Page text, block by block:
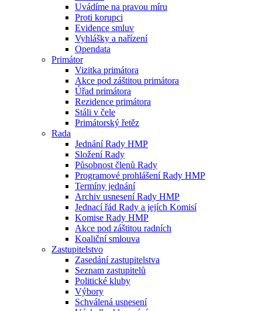
Uvádíme na pravou míru
Proti korupci
Evidence smluv
Vyhlášky a nařízení
Opendata
Primátor
Vizitka primátora
Akce pod záštitou primátora
Úřad primátora
Rezidence primátora
Stáli v čele
Primátorský řetěz
Rada
Jednání Rady HMP
Složení Rady
Působnost členů Rady
Programové prohlášení Rady HMP
Termíny jednání
Archiv usnesení Rady HMP
Jednací řád Rady a jejích Komisí
Komise Rady HMP
Akce pod záštitou radních
Koaliční smlouva
Zastupitelstvo
Zasedání zastupitelstva
Seznam zastupitelů
Politické kluby
Výbory
Schválená usnesení